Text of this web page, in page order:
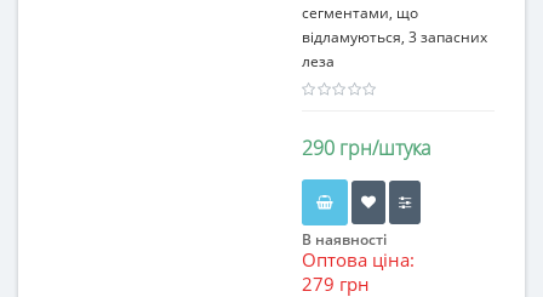
сегментами, що
відламуються, 3 запасних
леза
290 грн/штука
В наявності
Оптова ціна:
279 грн